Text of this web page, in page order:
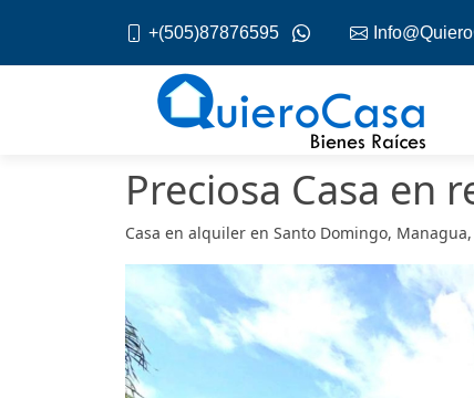
+(505)87876595
Preciosa Casa en
Casa en alquiler en Santo Domingo,